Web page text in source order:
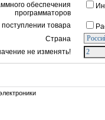
обеспечения
программаторов
товара
Страна
не изменять!